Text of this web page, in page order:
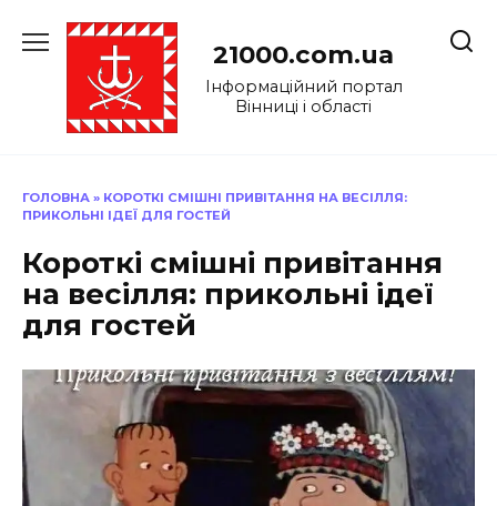
до
21000.com.ua
Інформаційний портал
Вінниці і області
ГОЛОВНА » КОРОТКІ СМІШНІ ПРИВІТАННЯ НА ВЕСІЛЛЯ:
ПРИКОЛЬНІ ІДЕЇ ДЛЯ ГОСТЕЙ
Короткі смішні привітання
на весілля: прикольні ідеї
для гостей